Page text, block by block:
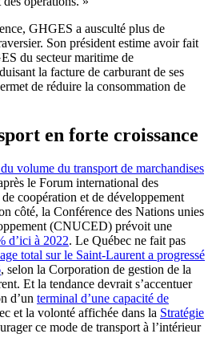
GHGES a ausculté plus de
Son président estime avoir fait
du secteur maritime de
la facture de carburant de ses
de réduire la consommation de
en forte croissance
volume du transport de marchandises
le Forum international des
coopération et de développement
côté, la Conférence des Nations unies
(CNUCED) prévoit une
d’ici à 2022. Le Québec ne fait pas
total sur le Saint-Laurent a progressé
, selon la Corporation de gestion de la
Et la tendance devrait s’accentuer
d’un terminal d’une capacité de
et la volonté affichée dans la Stratégie
ce mode de transport à l’intérieur